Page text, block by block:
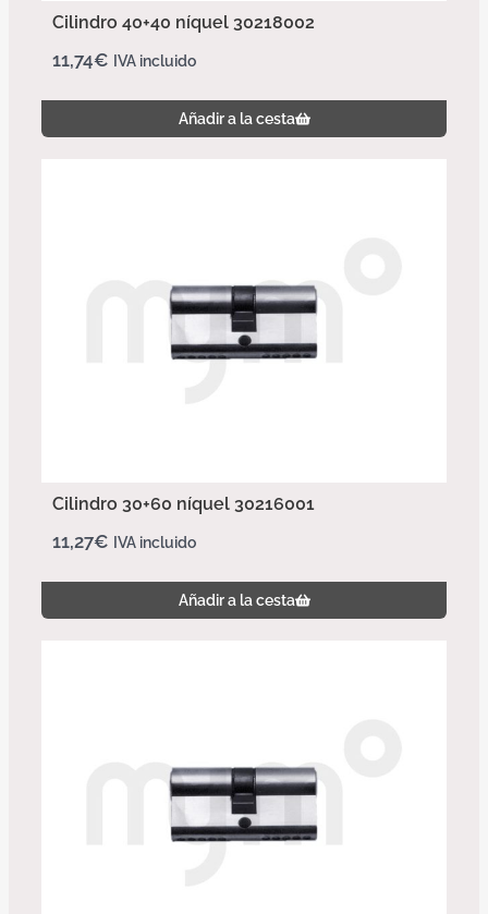
Cilindro 40+40 níquel 30218002
11,74€ IVA incluido
Añadir a la cesta
Cilindro 30+60 níquel 30216001
11,27€ IVA incluido
Añadir a la cesta